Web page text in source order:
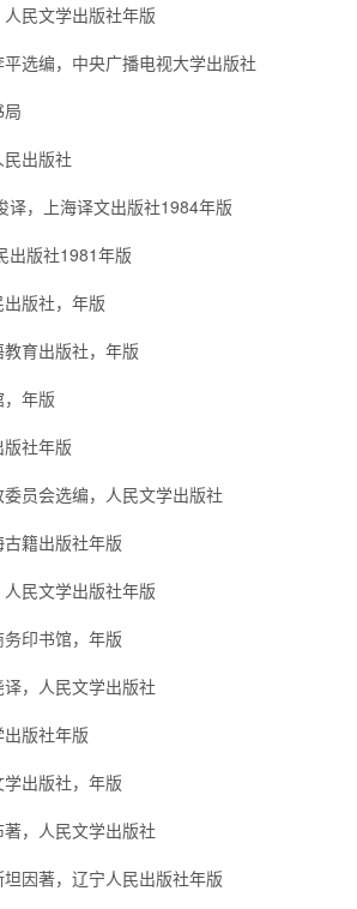
民文学出版社年版
选编，中央广播电视大学出版社
出版社
，上海译文出版社1984年版
版社1981年版
版社，年版
育出版社，年版
年版
社年版
员会选编，人民文学出版社
籍出版社年版
民文学出版社年版
印书馆，年版
，人民文学出版社
版社年版
出版社，年版
，人民文学出版社
因著，辽宁人民出版社年版